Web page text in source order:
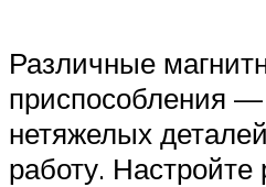
Различные
приспособления
нетяжелых
работу. Настройте